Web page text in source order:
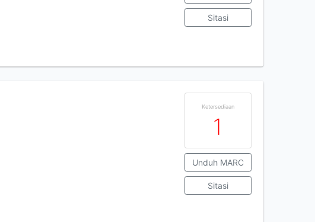
Sitasi
Ketersediaan
1
Unduh MARC
Sitasi